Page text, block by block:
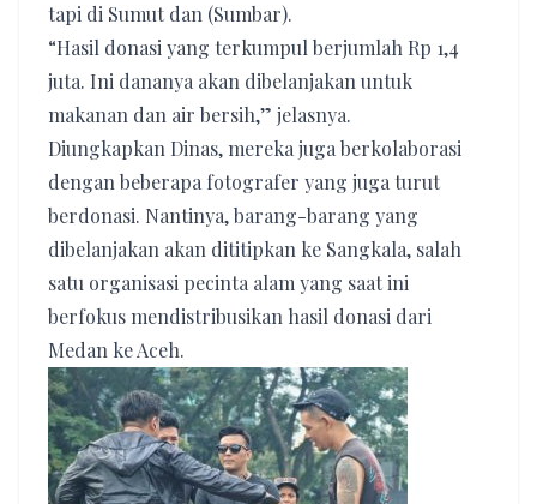
tapi di Sumut dan (Sumbar).
“Hasil donasi yang terkumpul berjumlah Rp 1,4
juta. Ini dananya akan dibelanjakan untuk
makanan dan air bersih,” jelasnya.
Diungkapkan Dinas, mereka juga berkolaborasi
dengan beberapa fotografer yang juga turut
berdonasi. Nantinya, barang-barang yang
dibelanjakan akan dititipkan ke Sangkala, salah
satu organisasi pecinta alam yang saat ini
berfokus mendistribusikan hasil donasi dari
Medan ke Aceh.